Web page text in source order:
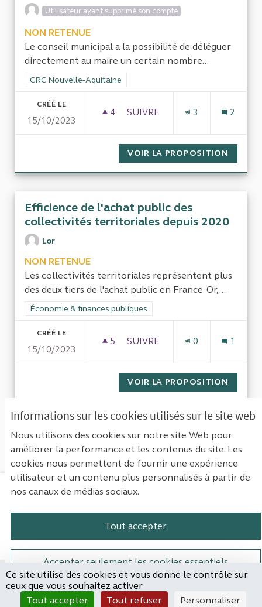
Informations sur les cookies utilisés sur le site web
Nous utilisons des cookies sur notre site Web pour
améliorer la performance et les contenus du site. Les
cookies nous permettent de fournir une expérience
utilisateur et un contenu plus personnalisés à partir de
nos canaux de médias sociaux.
Tout accepter
Accepter seulement les cookies essentiels
Paramètres
Utilisateur ayant supprimé son compte
NON RETENUE
Le conseil municipal a la possibilité de déléguer
directement au maire un certain nombre...
Filtrer les résultats de la catégorie : CRC Nouvelle-Aquitaine
CRC Nouvelle-Aquitaine
CRÉÉ LE
15/10/2023
4 4 ABONNÉS
SUIVRE
3 2
VOIR LA PROPOSITION
Efficience de l'achat public des
collectivités territoriales depuis 2020
Lor
NON RETENUE
Les collectivités territoriales représentent plus
des deux tiers de l'achat public en France. Or,...
Filtrer les résultats de la catégorie : Économie & finances
Économie & finances publiques
CRÉÉ LE
15/10/2023
5 5 ABONNÉS
SUIVRE
0 1
VOIR LA PROPOSITION
Voir toutes les propositions retirées
Mentions légales
Paramètres des cookies
Plateforme de participation de la
Plateforme de participation de la
Plateforme de participation
Plateforme de
Site réalisé par
Open Source Politics
(Lien externe)
grâce aulogiciel libre
Ce site utilise des cookies et vous donne le contrôle sur
ceux que vous souhaitez activer
Tout accepter
Tout refuser Personnaliser